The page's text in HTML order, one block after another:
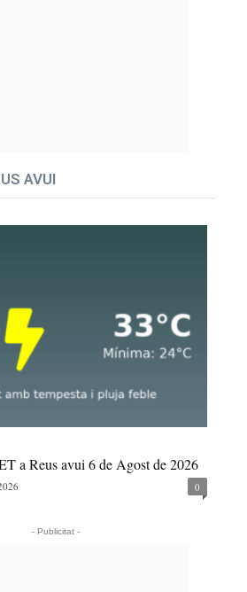
AVUI
a Reus avui 6 de Agost de 2026
0
- Publicitat -